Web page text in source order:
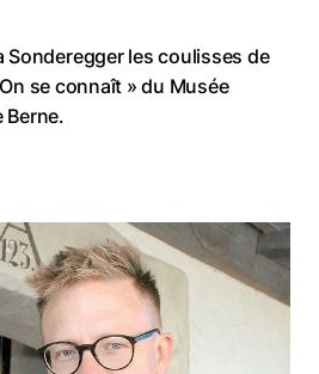
Sonderegger les coulisses de
se connaît » du Musée
Berne.